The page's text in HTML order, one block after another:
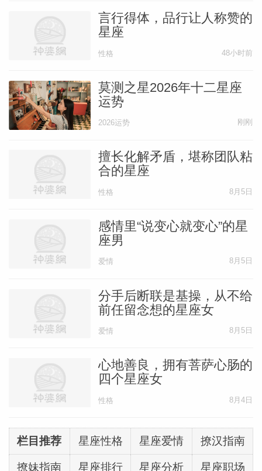
言行得体，品行让人称赞的
星座
性格 48小时前
莫测之星2026年十二星座
运势
2026运势 刚刚
擅长化解矛盾，堪称团队粘
合的星座
性格 8月5日
感情里“说变心就变心”的星
座男
爱情 8月5日
分手后断联是基操，从不给
前任留念想的星座女
爱情 8月5日
心地善良，拥有菩萨心肠的
四个星座女
性格 8月4日
栏目推荐 星座性格 星座爱情 撩汉指南
撩妹指南 星座排行 星座分析 星座职场